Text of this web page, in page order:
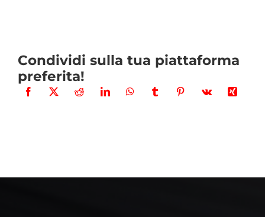
Condividi sulla tua piattaforma
preferita!